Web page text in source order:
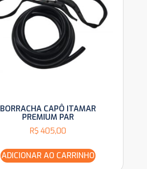
BORRACHA CAPÔ ITAMAR
PREMIUM PAR
R$ 405,00
ADICIONAR AO CARRINHO